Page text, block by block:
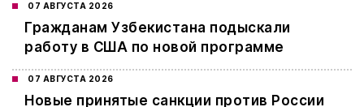
07 АВГУСТА 2026
Гражданам Узбекистана подыскали
работу в США по новой программе
07 АВГУСТА 2026
Новые принятые санкции против России